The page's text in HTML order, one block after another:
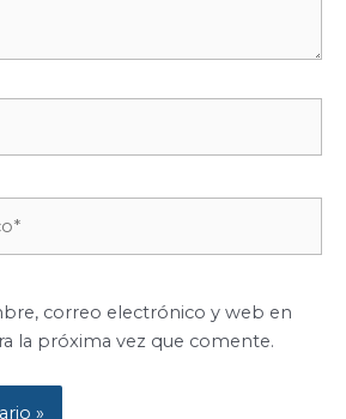
correo electrónico y web en
la próxima vez que comente.